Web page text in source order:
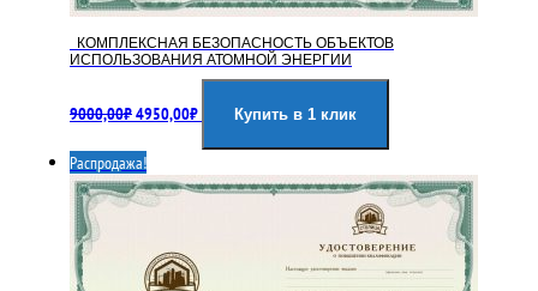
КОМПЛЕКСНАЯ БЕЗОПАСНОСТЬ ОБЪЕКТОВ
ИСПОЛЬЗОВАНИЯ АТОМНОЙ ЭНЕРГИИ
9000,00₽цена
9000,00₽.
4950,00₽цена:
Купить в 1 клик
Распродажа!